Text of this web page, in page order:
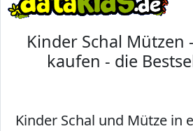
Kinder Schal Mützen
kaufen - die
Kinder Schal und Mütze in